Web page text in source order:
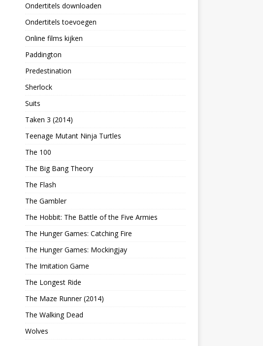
Ondertitels downloaden
Ondertitels toevoegen
Online films kijken
Paddington
Predestination
Sherlock
Suits
Taken 3 (2014)
Teenage Mutant Ninja Turtles
The 100
The Big Bang Theory
The Flash
The Gambler
The Hobbit: The Battle of the Five Armies
The Hunger Games: Catching Fire
The Hunger Games: Mockingjay
The Imitation Game
The Longest Ride
The Maze Runner (2014)
The Walking Dead
Wolves